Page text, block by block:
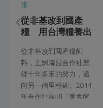
事
從非基改到國產
糧 用台灣糧養出
從非基改到國產糧飼
料，主婦聯盟合作社歷
經十年多來的努力，邁
向另一個里程碑。2014
年合作社展開「家禽飼